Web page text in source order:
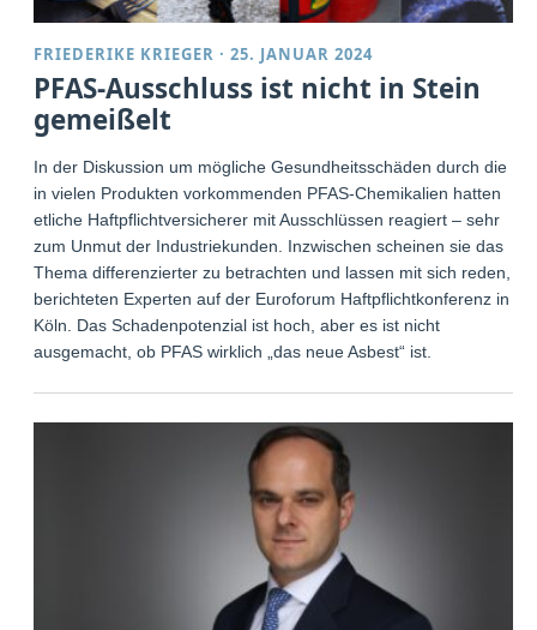
FRIEDERIKE KRIEGER ·25. JANUAR 2024
PFAS-Ausschluss ist nicht in Stein
gemeißelt
In der Diskussion um mögliche Gesundheitsschäden durch die
in vielen Produkten vorkommenden PFAS-Chemikalien hatten
etliche Haftpflichtversicherer mit Ausschlüssen reagiert – sehr
zum Unmut der Industriekunden. Inzwischen scheinen sie das
Thema differenzierter zu betrachten und lassen mit sich reden,
berichteten Experten auf der Euroforum Haftpflichtkonferenz in
Köln. Das Schadenpotenzial ist hoch, aber es ist nicht
ausgemacht, ob PFAS wirklich „das neue Asbest“ ist.